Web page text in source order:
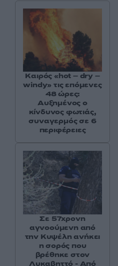
Καιρός «hot – dry –
windy» τις επόμενες
48 ώρες:
Αυξημένος ο
κίνδυνος φωτιάς,
συναγερμός σε 6
περιφέρειες
Σε 57χρονη
αγνοούμενη από
την Κυψέλη ανήκει
η σορός που
βρέθηκε στον
Λυκαβηττό - Από